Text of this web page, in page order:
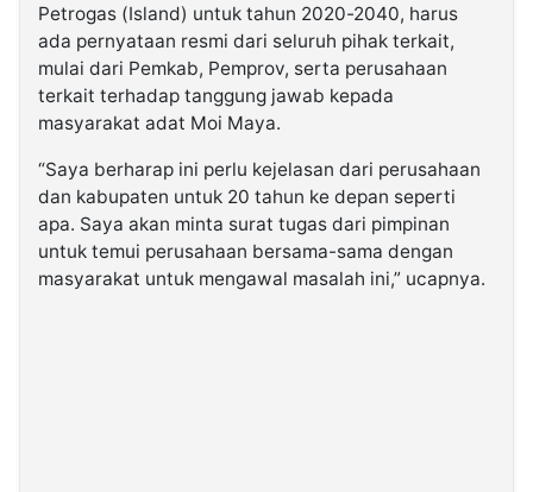
Petrogas (Island) untuk tahun 2020-2040, harus
ada pernyataan resmi dari seluruh pihak terkait,
mulai dari Pemkab, Pemprov, serta perusahaan
terkait terhadap tanggung jawab kepada
masyarakat adat Moi Maya.
“Saya berharap ini perlu kejelasan dari perusahaan
dan kabupaten untuk 20 tahun ke depan seperti
apa. Saya akan minta surat tugas dari pimpinan
untuk temui perusahaan bersama-sama dengan
masyarakat untuk mengawal masalah ini,” ucapnya.